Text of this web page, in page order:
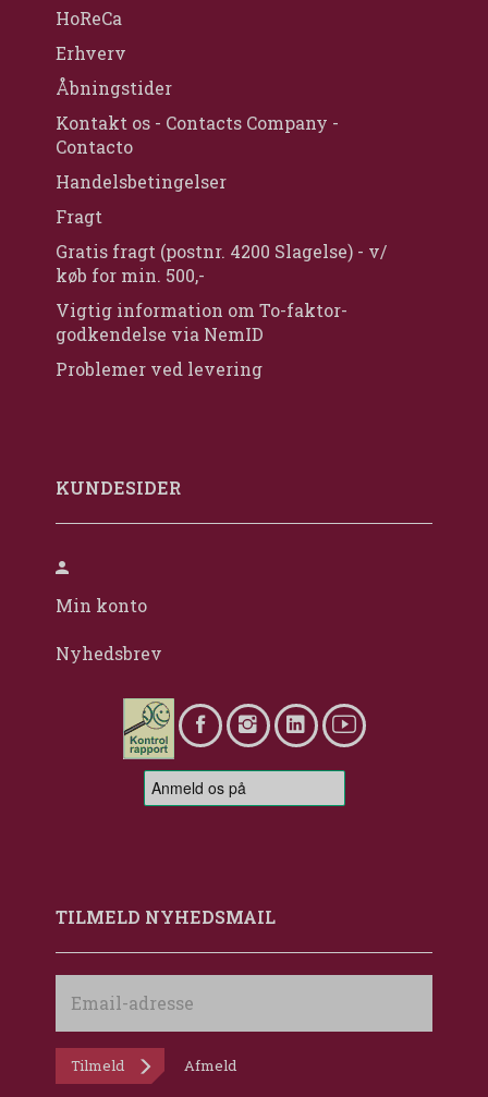
HoReCa
Erhverv
Åbningstider
Kontakt os - Contacts Company -
Contacto
Handelsbetingelser
Fragt
Gratis fragt (postnr. 4200 Slagelse) - v/
køb for min. 500,-
Vigtig information om To-faktor-
godkendelse via NemID
Problemer ved levering
KUNDESIDER
Min konto
Nyhedsbrev
TILMELD NYHEDSMAIL
adresse
Tilmeld Afmeld